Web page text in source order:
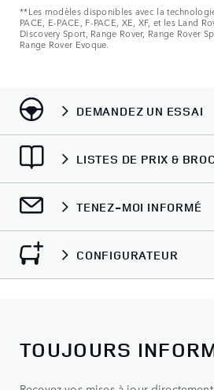
**Les modèles disponibles avec la
PACE, E-PACE, F-PACE, XE, XF, et les Land
Discovery Sport, Range Rover, Range Rover
Range Rover Evoque.
DEMANDEZ UN ESSAI
LISTES DE PRIX &
TENEZ-MOI INFORMÉ
CONFIGURATEUR
TOUJOURS